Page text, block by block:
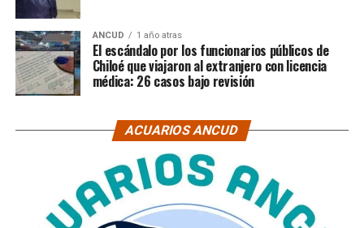
ANCUD 1 año atras
El escándalo por los funcionarios públicos de
Chiloé que viajaron al extranjero con licencia
médica: 26 casos bajo revisión
ACUARIOS ANCUD